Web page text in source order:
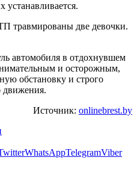
устанавливается.
автомобиля в отдохнувшем
и осторожным,
обстановку и строго
движения.
Источник: onlinebrest.by
WhatsAppTelegramViber